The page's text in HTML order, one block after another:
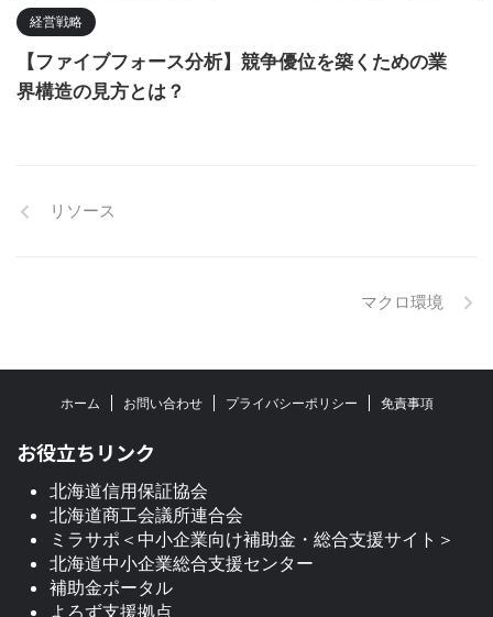
経営戦略
【ファイブフォース分析】競争優位を築くための業
界構造の見方とは？
リソース
マクロ環境
ホーム お問い合わせ プライバシーポリシー 免責事項
お役立ちリンク
北海道信用保証協会
北海道商工会議所連合会
ミラサポ＜中小企業向け補助金・総合支援サイト＞
北海道中小企業総合支援センター
補助金ポータル
よろず支援拠点